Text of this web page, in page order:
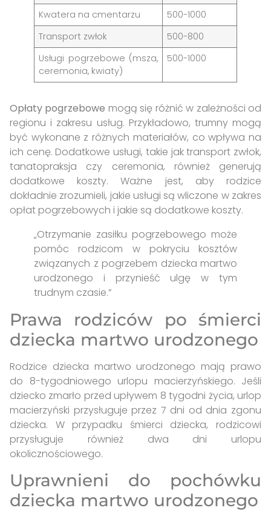
Kwatera na cmentarzu
500-1000
Transport zwłok
500-800
Usługi pogrzebowe (msza,
ceremonia, kwiaty)
500-1000
Opłaty pogrzebowe mogą się różnić w zależności od
regionu i zakresu usług. Przykładowo, trumny mogą
być wykonane z różnych materiałów, co wpływa na
ich cenę. Dodatkowe usługi, takie jak transport zwłok,
tanatopraksja czy ceremonia, również generują
dodatkowe koszty. Ważne jest, aby rodzice
dokładnie zrozumieli, jakie usługi są wliczone w zakres
opłat pogrzebowych i jakie są dodatkowe koszty.
„Otrzymanie zasiłku pogrzebowego może
pomóc rodzicom w pokryciu kosztów
związanych z pogrzebem dziecka martwo
urodzonego i przynieść ulgę w tym
trudnym czasie.”
Prawa rodziców po śmierci
dziecka martwo urodzonego
Rodzice dziecka martwo urodzonego mają prawo
do 8-tygodniowego urlopu macierzyńskiego. Jeśli
dziecko zmarło przed upływem 8 tygodni życia, urlop
macierzyński przysługuje przez 7 dni od dnia zgonu
dziecka. W przypadku śmierci dziecka, rodzicowi
przysługuje również dwa dni urlopu
okolicznościowego.
Uprawnieni do pochówku
dziecka martwo urodzonego